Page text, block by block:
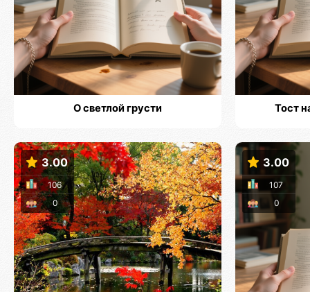
О светлой грусти Тост
3.00
0
106
3.00
0
107